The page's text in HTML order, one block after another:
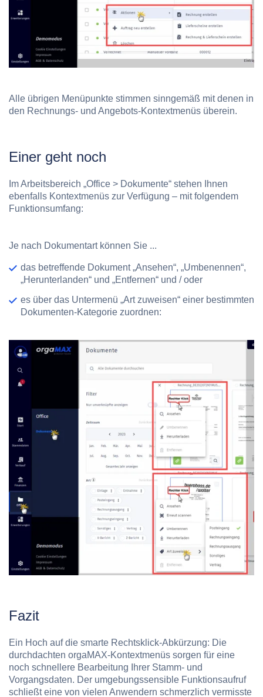
Alle übrigen Menüpunkte stimmen sinngemäß mit denen in
den Rechnungs- und Angebots-Kontextmenüs überein.
Einer geht noch
Im Arbeitsbereich „Office > Dokumente“ stehen Ihnen
ebenfalls Kontextmenüs zur Verfügung – mit folgendem
Funktionsumfang:
Je nach Dokumentart können Sie ...
das betreffende Dokument „Ansehen“, „Umbenennen“,
„Herunterlanden“ und „Entfernen“ und / oder
es über das Untermenü „Art zuweisen“ einer bestimmten
Dokumenten-Kategorie zuordnen:
Fazit
Ein Hoch auf die smarte Rechtsklick-Abkürzung: Die
durchdachten orgaMAX-Kontextmenüs sorgen für eine
noch schnellere Bearbeitung Ihrer Stamm- und
Vorgangsdaten. Der umgebungssensible Funktionsaufruf
schließt eine von vielen Anwendern schmerzlich vermisste